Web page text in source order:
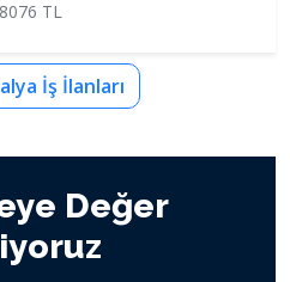
TL
İş İlanları
Değer